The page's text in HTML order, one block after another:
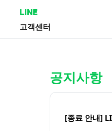
LINE
고객센터
공지사항
[종료 안내]